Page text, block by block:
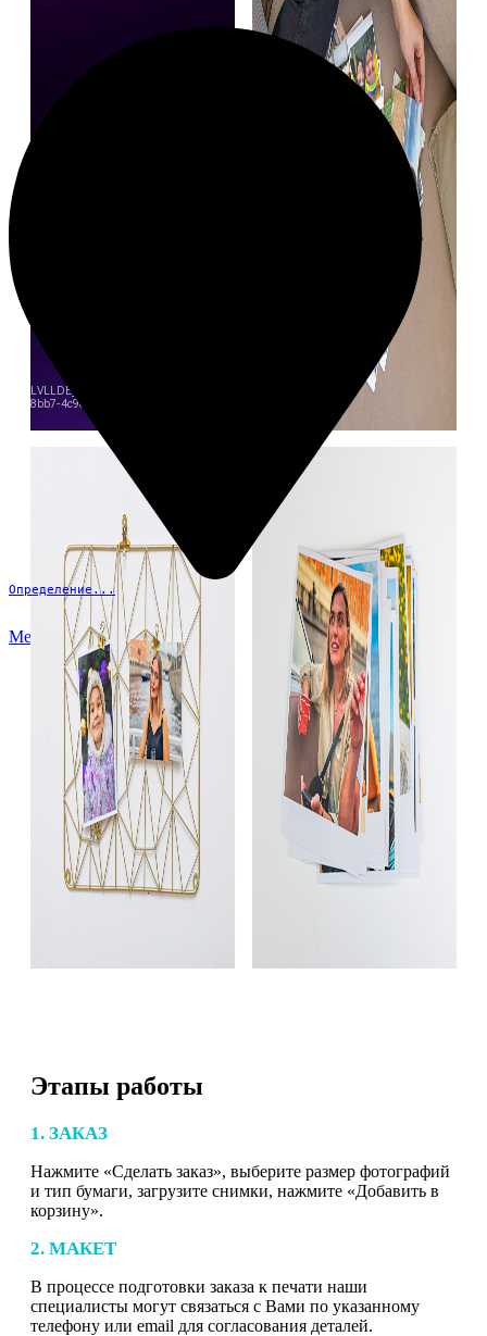
Определение...
Меню
Этапы работы
1. ЗАКАЗ
Нажмите «Сделать заказ», выберите размер фотографий
и тип бумаги, загрузите снимки, нажмите «Добавить в
корзину».
2. МАКЕТ
В процессе подготовки заказа к печати наши
специалисты могут связаться с Вами по указанному
телефону или email для согласования деталей.